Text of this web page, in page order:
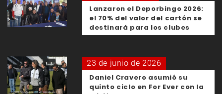
Lanzaron el Deporbingo 2026:
el 70% del valor del cartón se
destinará para los clubes
23 de junio de 2026
Daniel Cravero asumió su
quinto ciclo en For Ever con la